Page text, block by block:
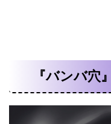
『バンバ穴